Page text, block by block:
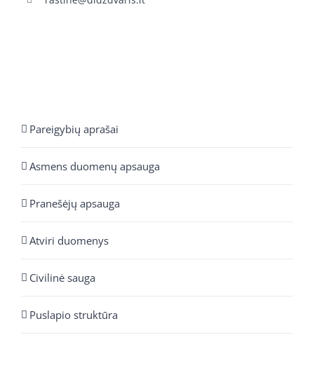
Pareigybių aprašai
Asmens duomenų apsauga
Pranešėjų apsauga
Atviri duomenys
Civilinė sauga
Puslapio struktūra